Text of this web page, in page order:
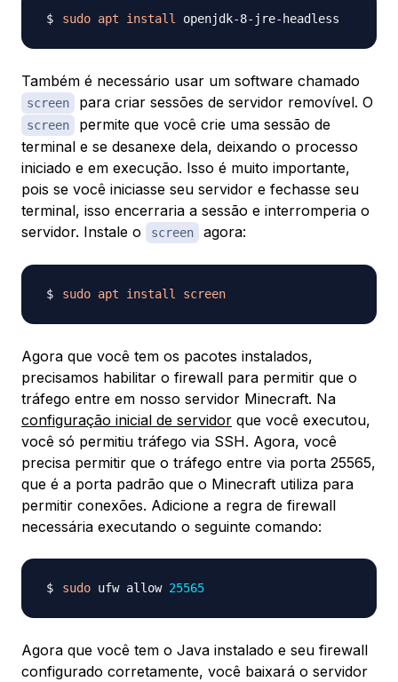
sudo apt install
Também é necessário usar um software chamado
screen para criar sessões de servidor removível. O
screen
permite que você crie uma sessão de
terminal e se desanexe dela, deixando o processo
iniciado e em execução. Isso é muito importante,
pois se você iniciasse seu servidor e fechasse seu
terminal, isso encerraria a sessão e interromperia o
servidor. Instale o
screen agora:
sudo apt install screen
Agora que você tem os pacotes instalados,
precisamos habilitar o firewall para permitir que o
tráfego entre em nosso servidor Minecraft. Na
configuração inicial de servidor que você executou,
você só permitiu tráfego via SSH. Agora, você
precisa permitir que o tráfego entre via porta 25565,
que é a porta padrão que o Minecraft utiliza para
permitir conexões. Adicione a regra de firewall
necessária executando o seguinte comando:
sudo ufw allow 25565
Agora que você tem o Java instalado e seu firewall
configurado corretamente, você baixará o servidor